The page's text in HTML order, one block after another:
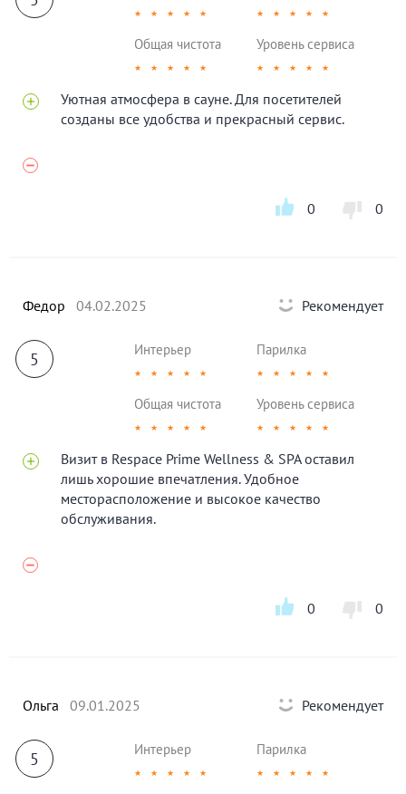
★ ★ ★ ★ ★ ★ ★ ★ ★ ★
Общая чистота
★ ★ ★ ★ ★
Уровень сервиса
★ ★ ★ ★ ★
Уютная атмосфера в сауне. Для посетителей
созданы все удобства и прекрасный сервис.
0 0
Федор 04.02.2025 Рекомендует
5 Интерьер
★ ★ ★ ★ ★
Парилка
★ ★ ★ ★ ★
Общая чистота
★ ★ ★ ★ ★
Уровень сервиса
★ ★ ★ ★ ★
Визит в Respace Prime Wellness & SPA оставил
лишь хорошие впечатления. Удобное
месторасположение и высокое качество
обслуживания.
0 0
Ольга 09.01.2025 Рекомендует
5 Интерьер
★ ★ ★ ★ ★
Парилка
★ ★ ★ ★ ★